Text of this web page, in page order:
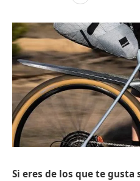
Si eres de los que te